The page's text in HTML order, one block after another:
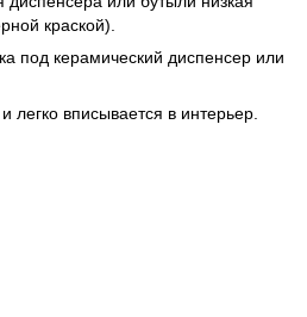
краской).
под керамический диспенсер или
вписывается в интерьер.